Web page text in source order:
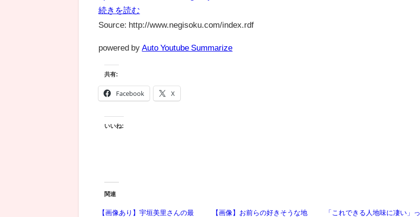
続きを読む
Source: http://www.negisoku.com/index.rdf
powered by Auto Youtube Summarize
共有:
Facebook X
いいね:
関連
【画像あり】宇垣美里さんの最
【画像】お前らの好きそうな地
「これできる人地味に凄い」っ